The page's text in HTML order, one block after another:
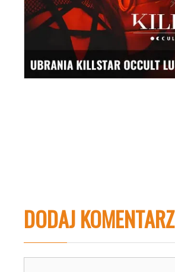
DODAJ KOMENTARZ